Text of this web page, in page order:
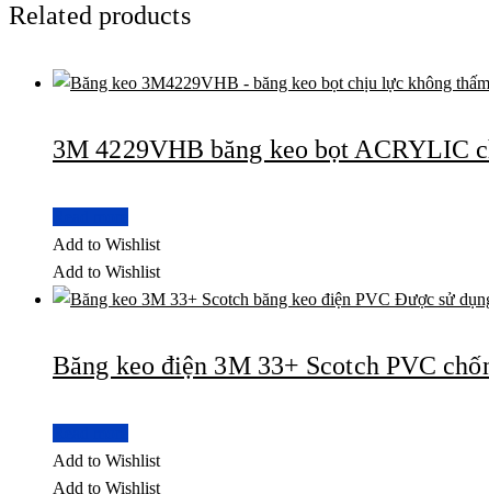
Related products
3M 4229VHB băng keo bọt ACRYLIC
Add to Wishlist
Add to Wishlist
Băng keo điện 3M 33+ Scotch PVC
Add to Wishlist
Add to Wishlist